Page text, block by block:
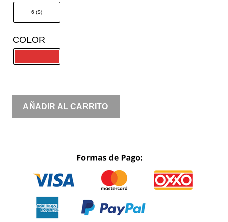
6 (S)
COLOR
CIRCULAR
VAPOROSO
OLANES
ESPALDA
AÑADIR AL CARRITO